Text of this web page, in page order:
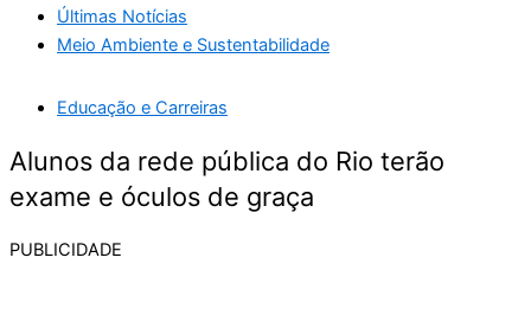
Últimas Notícias
Meio Ambiente e Sustentabilidade
Educação e Carreiras
Alunos da rede pública do Rio terão
exame e óculos de graça
PUBLICIDADE